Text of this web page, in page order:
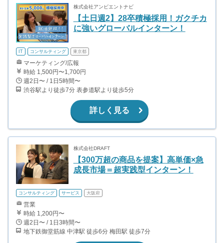
株式会社アンビエントナビ
【土日週2】28卒積極採用！ガクチカ
に強いグローバルインターン！
IT コンサルティング 東京都
マーケティング/広報
時給 1,500円〜1,700円
週2日〜 / 1日5時間〜
渋谷駅より徒歩7分 表参道駅より徒歩5分
詳しく見る
株式会社DRAFT
【300万超の商品を提案】高単価×急
成長市場＝超実践型インターン！
コンサルティング サービス 大阪府
営業
時給 1,200円〜
週2日〜 / 1日3時間〜
地下鉄御堂筋線 中津駅 徒歩6分 梅田駅 徒歩7分